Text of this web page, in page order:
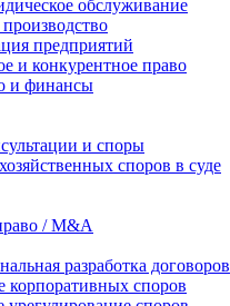
обслуживание
предприятий
и конкурентное право
и финансы
и споры
споров в суде
/ M&A
разработка договоров
корпоративных споров